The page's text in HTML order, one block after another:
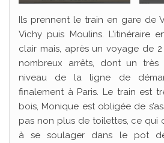
Ils prennent le train en gare de
Vichy puis Moulins. L’itinéraire
clair mais, après un voyage de
nombreux arrêts, dont un
niveau de la ligne de
finalement à Paris. Le train est
bois, Monique est obligée de
pas non plus de toilettes, ce qui
à se soulager dans le pot